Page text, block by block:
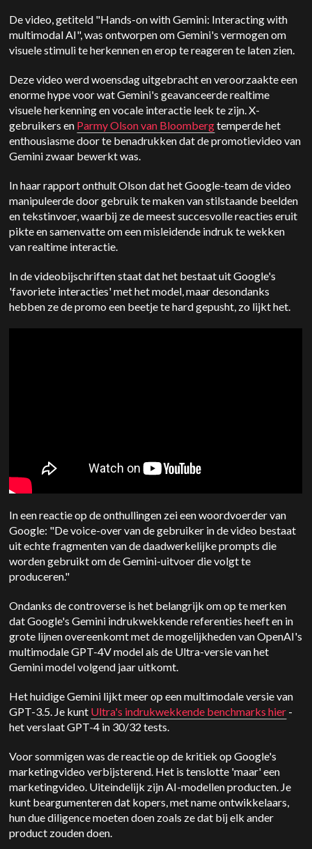
De video, getiteld "Hands-on with Gemini: Interacting with
multimodal AI", was ontworpen om Gemini's vermogen om
visuele stimuli te herkennen en erop te reageren te laten zien.
Deze video werd woensdag uitgebracht en veroorzaakte een
enorme hype voor wat Gemini's geavanceerde realtime
visuele herkenning en vocale interactie leek te zijn. X-
gebruikers en Parmy Olson van Bloombergtemperde het
enthousiasme door te benadrukken dat de promotievideo van
Gemini zwaar bewerkt was.
In haar rapport onthult Olson dat het Google-team de video
manipuleerde door gebruik te maken van stilstaande beelden
en tekstinvoer, waarbij ze de meest succesvolle reacties eruit
pikte en samenvatte om een misleidende indruk te wekken
van realtime interactie.
In de videobijschriften staat dat het bestaat uit Google's
'favoriete interacties' met het model, maar desondanks
hebben ze de promo een beetje te hard gepusht, zo lijkt het.
In een reactie op de onthullingen zei een woordvoerder van
Google: "De voice-over van de gebruiker in de video bestaat
uit echte fragmenten van de daadwerkelijke prompts die
worden gebruikt om de Gemini-uitvoer die volgt te
produceren."
Ondanks de controverse is het belangrijk om op te merken
dat Google's Gemini indrukwekkende referenties heeft en in
grote lijnen overeenkomt met de mogelijkheden van OpenAI's
multimodale GPT-4V model als de Ultra-versie van het
Gemini model volgend jaar uitkomt.
Het huidige Gemini lijkt meer op een multimodale versie van
GPT-3.5. Je kunt Ultra's indrukwekkende benchmarks hier -
het verslaat GPT-4 in 30/32 tests.
Voor sommigen was de reactie op de kritiek op Google's
marketingvideo verbijsterend. Het is tenslotte 'maar' een
marketingvideo. Uiteindelijk zijn AI-modellen producten. Je
kunt beargumenteren dat kopers, met name ontwikkelaars,
hun due diligence moeten doen zoals ze dat bij elk ander
product zouden doen.